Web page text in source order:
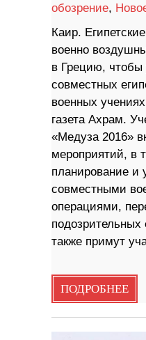
обозрение,
Каир.
военно
в Грецию, чтобы
совместных
военных
газета Ахрам.
«Медуза 2016»
мероприятий, в
планирование и
совместными
операциями,
также примут
ПОДРОБНЕЕ